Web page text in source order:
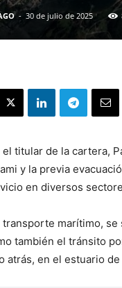
- 30 de julio de 2025
titular de la cartera,
y la previa
en diversos
transporte marítimo,
también el tránsito
atrás, en el estuario